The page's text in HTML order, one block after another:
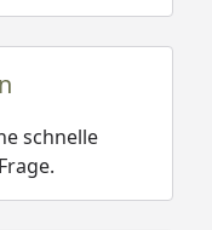
schnelle